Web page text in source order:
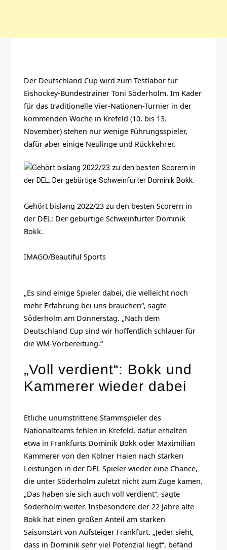
Der Deutschland Cup wird zum Testlabor für
Eishockey-Bundestrainer Toni Söderholm. Im Kader
für das traditionelle Vier-Nationen-Turnier in der
kommenden Woche in Krefeld (10. bis 13.
November) stehen nur wenige Führungsspieler,
dafür aber einige Neulinge und Rückkehrer.
Gehört bislang 2022/23 zu den besten Scorern in
der DEL: Der gebürtige Schweinfurter Dominik
Bokk.
IMAGO/Beautiful Sports
„Es sind einige Spieler dabei, die vielleicht noch
mehr Erfahrung bei uns brauchen“, sagte
Söderholm am Donnerstag. „Nach dem
Deutschland Cup sind wir hoffentlich schlauer für
die WM-Vorbereitung.“
„Voll verdient“: Bokk und
Kammerer wieder dabei
Etliche unumstrittene Stammspieler des
Nationalteams fehlen in Krefeld, dafür erhalten
etwa in Frankfurts Dominik Bokk oder Maximilian
Kammerer von den Kölner Haien nach starken
Leistungen in der DEL Spieler wieder eine Chance,
die unter Söderholm zuletzt nicht zum Zuge kamen.
„Das haben sie sich auch voll verdient“, sagte
Söderholm weiter. Insbesondere der 22 Jahre alte
Bokk hat einen großen Anteil am starken
Saisonstart von Aufsteiger Frankfurt. „Jeder sieht,
dass in Dominik sehr viel Potenzial liegt“, befand